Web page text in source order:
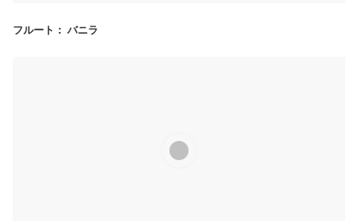
フルート： バニラ